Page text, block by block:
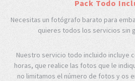
Pack Todo
Necesitas un fotógrafo barato para
quieres todos los servicios sin
Nuestro servicio todo incluido incluye
horas, que realice las fotos que le
no limitamos el número de fotos y os